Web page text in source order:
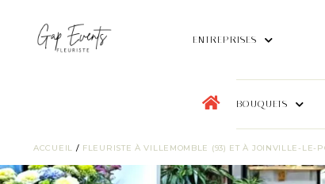
ENTREPRISES
BOUQUETS
ACCUEIL / FLEURISTE À VILLEMOMBLE (93) ET À JOINVILLE-LE-